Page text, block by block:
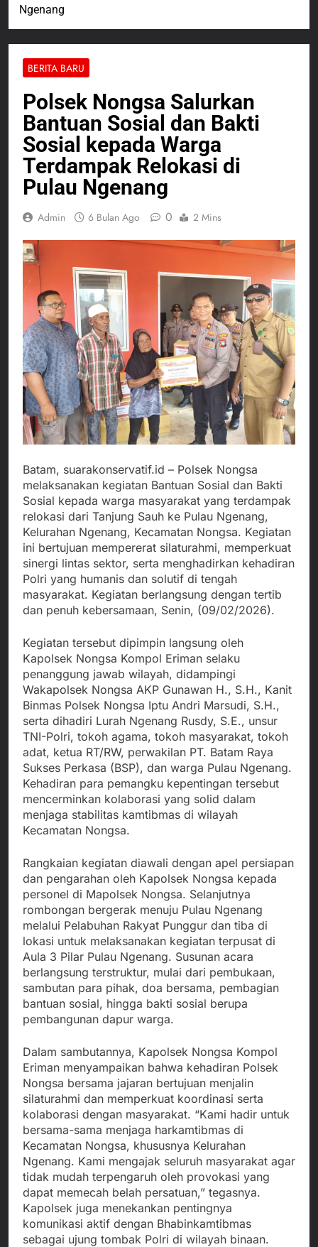
Ngenang
BERITA BARU
Polsek Nongsa Salurkan
Bantuan Sosial dan Bakti
Sosial kepada Warga
Terdampak Relokasi di
Pulau Ngenang
Admin 6 Bulan Ago 0 2 Mins
Batam, suarakonservatif.id – Polsek Nongsa
melaksanakan kegiatan Bantuan Sosial dan Bakti
Sosial kepada warga masyarakat yang terdampak
relokasi dari Tanjung Sauh ke Pulau Ngenang,
Kelurahan Ngenang, Kecamatan Nongsa. Kegiatan
ini bertujuan mempererat silaturahmi, memperkuat
sinergi lintas sektor, serta menghadirkan kehadiran
Polri yang humanis dan solutif di tengah
masyarakat. Kegiatan berlangsung dengan tertib
dan penuh kebersamaan, Senin, (09/02/2026).
Kegiatan tersebut dipimpin langsung oleh
Kapolsek Nongsa Kompol Eriman selaku
penanggung jawab wilayah, didampingi
Wakapolsek Nongsa AKP Gunawan H., S.H., Kanit
Binmas Polsek Nongsa Iptu Andri Marsudi, S.H.,
serta dihadiri Lurah Ngenang Rusdy, S.E., unsur
TNI-Polri, tokoh agama, tokoh masyarakat, tokoh
adat, ketua RT/RW, perwakilan PT. Batam Raya
Sukses Perkasa (BSP), dan warga Pulau Ngenang.
Kehadiran para pemangku kepentingan tersebut
mencerminkan kolaborasi yang solid dalam
menjaga stabilitas kamtibmas di wilayah
Kecamatan Nongsa.
Rangkaian kegiatan diawali dengan apel persiapan
dan pengarahan oleh Kapolsek Nongsa kepada
personel di Mapolsek Nongsa. Selanjutnya
rombongan bergerak menuju Pulau Ngenang
melalui Pelabuhan Rakyat Punggur dan tiba di
lokasi untuk melaksanakan kegiatan terpusat di
Aula 3 Pilar Pulau Ngenang. Susunan acara
berlangsung terstruktur, mulai dari pembukaan,
sambutan para pihak, doa bersama, pembagian
bantuan sosial, hingga bakti sosial berupa
pembangunan dapur warga.
Dalam sambutannya, Kapolsek Nongsa Kompol
Eriman menyampaikan bahwa kehadiran Polsek
Nongsa bersama jajaran bertujuan menjalin
silaturahmi dan memperkuat koordinasi serta
kolaborasi dengan masyarakat. “Kami hadir untuk
bersama-sama menjaga harkamtibmas di
Kecamatan Nongsa, khususnya Kelurahan
Ngenang. Kami mengajak seluruh masyarakat agar
tidak mudah terpengaruh oleh provokasi yang
dapat memecah belah persatuan,” tegasnya.
Kapolsek juga menekankan pentingnya
komunikasi aktif dengan Bhabinkamtibmas
sebagai ujung tombak Polri di wilayah binaan.